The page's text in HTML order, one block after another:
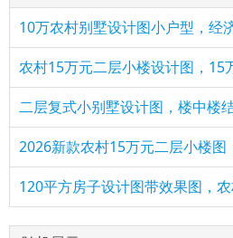
10万农村别墅设计图小户型，经
农村15万元二层小楼设计图，15
二层复式小别墅设计图，楼中楼
2026新款农村15万元二层小楼图
120平方房子设计图带效果图，